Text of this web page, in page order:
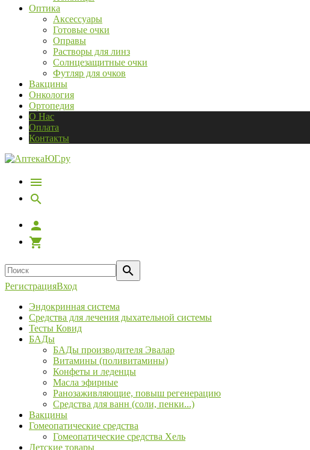
Оптика
Аксессуары
Готовые очки
Оправы
Растворы для линз
Солнцезащитные очки
Футляр для очков
Вакцины
Онкология
Ортопедия
О Нас
Оплата
Контакты
РегистрацияВход
Эндокринная система
Средства для лечения дыхательной системы
Тесты Ковид
БАДы
БАДы производителя Эвалар
Витамины (поливитамины)
Конфеты и леденцы
Масла эфирные
Ранозаживляющие, повыш регенерацию
Средства для ванн (соли, пенки...)
Вакцины
Гомеопатические средства
Гомеопатические средства Хель
Детские товары